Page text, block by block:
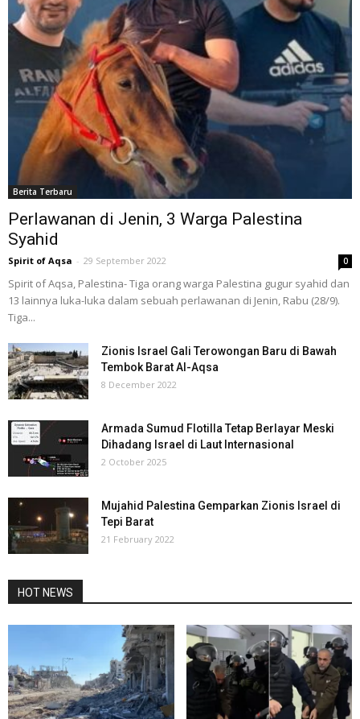
Berita Terbaru
Perlawanan di Jenin, 3 Warga Palestina
Syahid
Spirit of Aqsa - 29 September 2022 0
Spirit of Aqsa, Palestina- Tiga orang warga Palestina gugur syahid dan
13 lainnya luka-luka dalam sebuah perlawanan di Jenin, Rabu (28/9).
Tiga...
Zionis Israel Gali Terowongan Baru di Bawah
Tembok Barat Al-Aqsa
8 December 2022
Armada Sumud Flotilla Tetap Berlayar Meski
Dihadang Israel di Laut Internasional
2 October 2025
Mujahid Palestina Gemparkan Zionis Israel di
Tepi Barat
21 February 2022
HOT NEWS